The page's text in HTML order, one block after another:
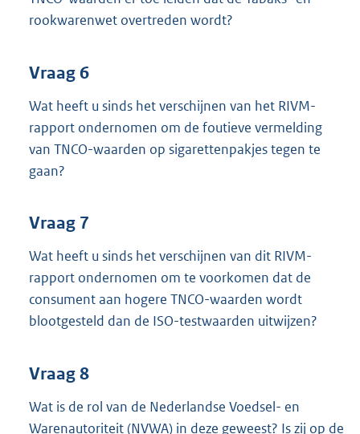
rookwarenwet overtreden wordt?
Vraag 6
Wat heeft u sinds het verschijnen van het RIVM-
rapport ondernomen om de foutieve vermelding
van TNCO-waarden op sigarettenpakjes tegen te
gaan?
Vraag 7
Wat heeft u sinds het verschijnen van dit RIVM-
rapport ondernomen om te voorkomen dat de
consument aan hogere TNCO-waarden wordt
blootgesteld dan de ISO-testwaarden uitwijzen?
Vraag 8
Wat is de rol van de Nederlandse Voedsel- en
Warenautoriteit (NVWA) in deze geweest? Is zij op de